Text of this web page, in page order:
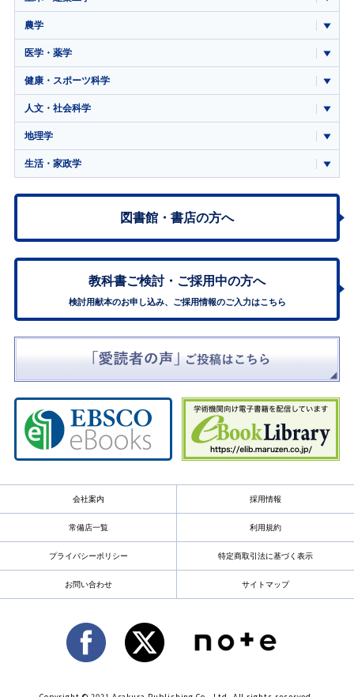
農学
医学・薬学
健康・スポーツ科学
人文・社会科学
地理学
生活・家政学
図書館・書店の方へ
教科書ご検討・ ご採用中の方へ
検討用献本のお申し込み、ご採用情報のご入力はこちら
会社案内 採用情報
常備店一覧 利用規約
プライバシーポリシー 特定商取引法に基づく表示
お問い合わせ サイトマップ